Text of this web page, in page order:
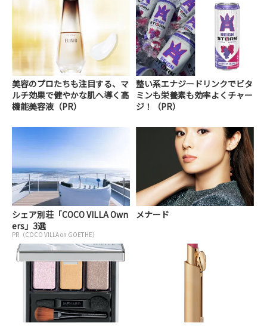
美容のプロたちも注目する、マ
ルチ効果で健やかな肌へ導く高
機能美容液（PR）
整い系エナジードリンクでビタ
ミンも栄養素も効率よくチャー
ジ！（PR）
シェア別荘「COCO VILLA Own
ers」3選
PR（COCO VILLA on GOETHE）
メナード